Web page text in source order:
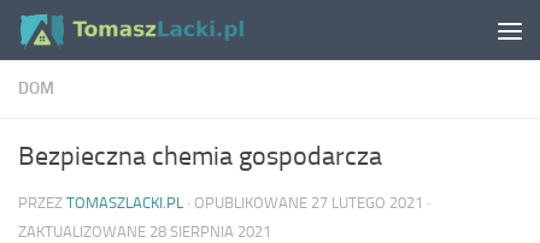
Skip to content
DOM
Bezpieczna chemia gospodarcza
PRZEZ TOMASZLACKI.PL · OPUBLIKOWANE 27 LUTEGO 2021 ·
ZAKTUALIZOWANE 28 SIERPNIA 2021